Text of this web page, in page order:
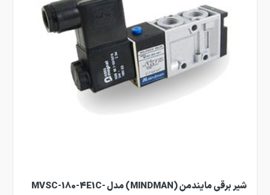
شیر برقی مایندمن (MINDMAN) مدل MVSC-180-4E1C-